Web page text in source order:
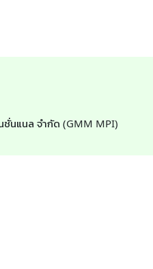
นแนล จำกัด (GMM MPI)